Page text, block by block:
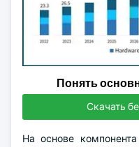
Понять
Скачать
На основе